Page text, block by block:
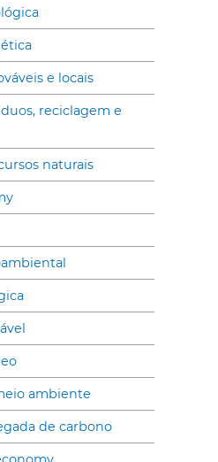
e locais
reciclagem e
naturais
ambiente
de carbono